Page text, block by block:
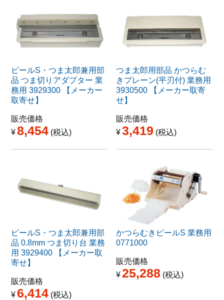
ピールS・つま太郎兼用部
品 つま切りアダプター 業
務用 3929300 【メーカー
取寄せ】
販売価格
¥8,454 税込
つま太郎用部品 かつらむ
きプレーン(平刃付) 業務用
3930500 【メーカー取寄
せ】
販売価格
¥3,419 税込
ピールS・つま太郎兼用部
品 0.8mm つま切り台 業務
用 3929400 【メーカー取
寄せ】
販売価格
¥ 6,414 税込
かつらむきピールS 業務用
0771000
販売価格
¥25,288 税込